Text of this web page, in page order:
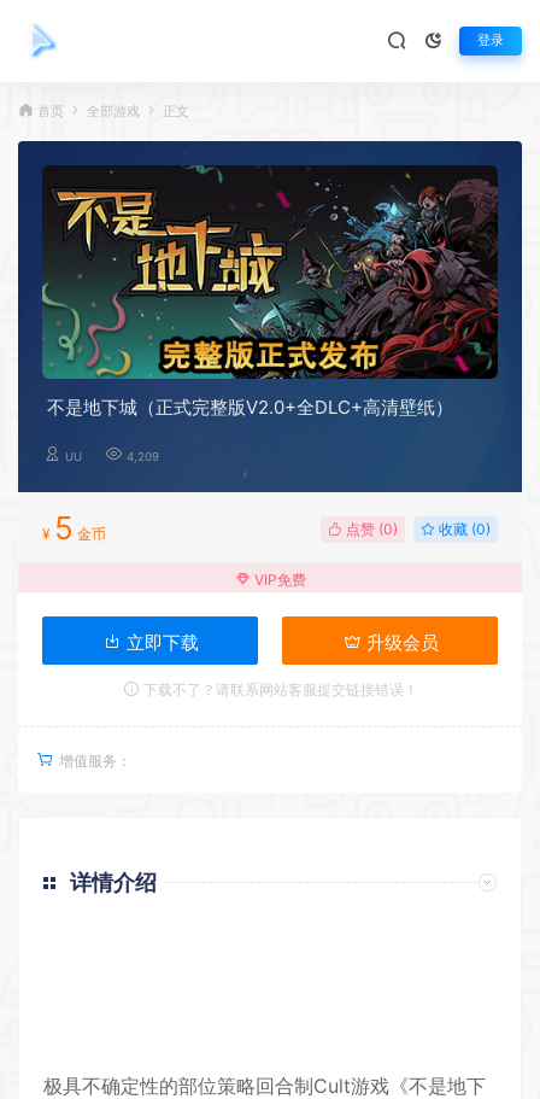
登录
首页 全部游戏 正文
不是地下城（正式完整版V2.0+全DLC+高清壁纸）
UU 4,209
¥ 5 金币 点赞 (0) 收藏 (0)
VIP免费
立即下载 升级会员
下载不了？请联系网站客服提交链接错误！
增值服务：
详情介绍
极具不确定性的部位策略回合制Cult游戏《不是地下